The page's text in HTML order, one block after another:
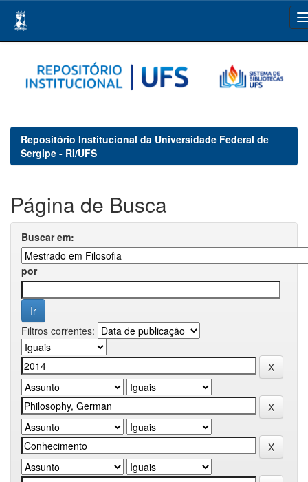
navigation
Repositório Institucional da Universidade Federal de
Sergipe - RI/UFS
Página de Busca
Buscar em:
por
Filtros correntes: